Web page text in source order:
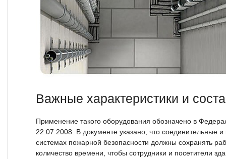
Важные характеристики и
Применение такого оборудования обозначено в
22.07.2008. В документе указано, что соединительные
системах пожарной безопасности должны сохранять
количество времени, чтобы сотрудники и посетители